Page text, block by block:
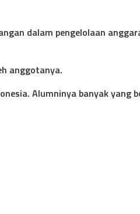
dalam pengelolaan
anggotanya.
Alumninya banyak yang